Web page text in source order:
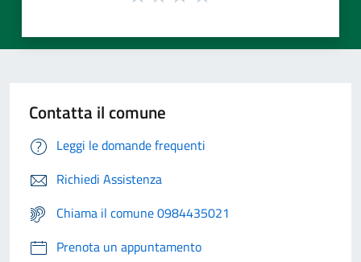
Contatta il comune
Leggi le domande frequenti
Richiedi Assistenza
Chiama il comune 0984435021
Prenota un appuntamento